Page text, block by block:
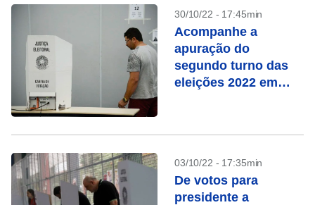
30/10/22 - 17:45min
Acompanhe a
apuração do
segundo turno das
eleições 2022 em
03/10/22 - 17:35min
De votos para
presidente a